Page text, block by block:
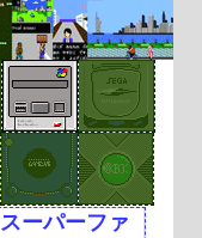
スーパーファ